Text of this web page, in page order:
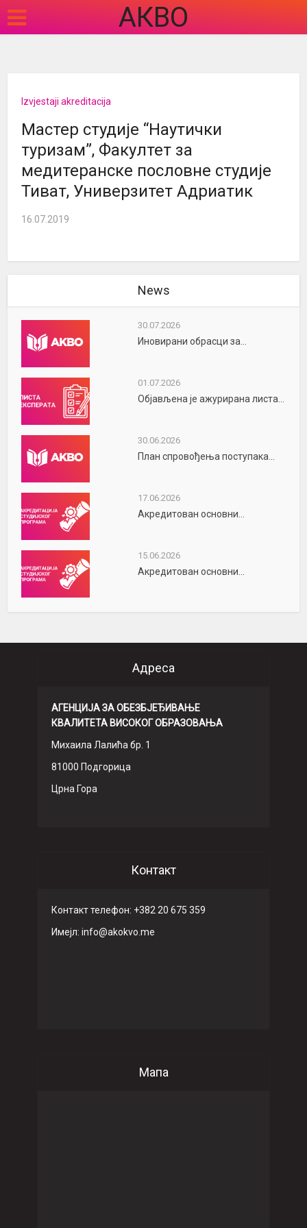
АКВО
Izvjestaji akreditacija
Мастер студије “Наутички
туризам”, Факултет за
медитеранске пословне студије
Тиват, Универзитет Адриатик
16.07.2019
News
30.07.2026
Иновирани обрасци за...
01.07.2026
Објављена је ажурирана листа...
30.06.2026
План спровођења поступака...
17.06.2026
Акредитован основни...
15.06.2026
Акредитован основни...
Адреса
АГЕНЦИЈА ЗА ОБЕЗБЈЕЂИВАЊЕ
КВАЛИТЕТА ВИСОКОГ ОБРАЗОВАЊА
Михаила Лалића бр. 1
81000 Подгорица
Црна Гора
Контакт
Контакт телефон: +382 20 675 359
Имeјл: info@akokvo.me
Мапа